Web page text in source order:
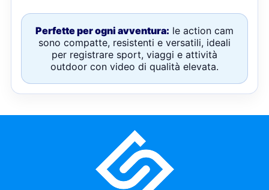
Perfette per ogni avventura: le action cam
sono compatte, resistenti e versatili, ideali
per registrare sport, viaggi e attività
outdoor con video di qualità elevata.